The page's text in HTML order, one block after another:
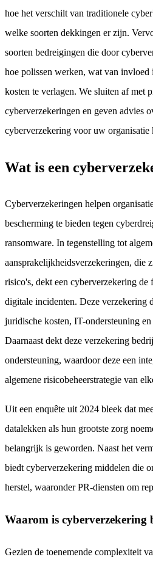
hoe het verschilt van traditionele
welke soorten dekkingen er zijn.
soorten bedreigingen die door
hoe polissen werken, wat van invloed
kosten te verlagen. We sluiten af met
cyberverzekeringen en geven advies
cyberverzekering voor uw organisatie
Wat is een
Cyberverzekeringen helpen
bescherming te bieden tegen
ransomware. In tegenstelling tot
aansprakelijkheidsverzekeringen, die
risico's, dekt een cyberverzekering de
digitale incidenten. Deze verzekering
juridische kosten, IT-ondersteuning
Daarnaast dekt deze verzekering
ondersteuning, waardoor deze een
algemene risicobeheerstrategie van
Uit een enquête uit 2024 bleek dat
datalekken als hun grootste zorg
belangrijk is geworden. Naast het
biedt cyberverzekering middelen die
herstel, waaronder PR-diensten om
Waarom is cyberverzekering
Gezien de toenemende complexiteit